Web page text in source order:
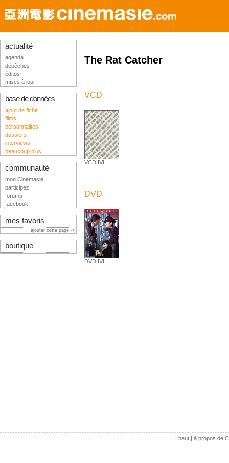
The Rat Catcher
VCD
VCD IVL
DVD
DVD IVL
actualité
agenda
dépêches
éditos
mises à jour
base de données
ajout de fiche
films
personnalités
dossiers
interviews
beaucoup plus...
communauté
mon Cinemasie
participez
forums
facebook
mes favoris
ajouter cette page ->
boutique
haut| à propos de